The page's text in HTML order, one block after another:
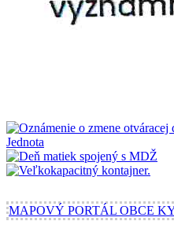
MAPOVÝ PORTÁL OBCE